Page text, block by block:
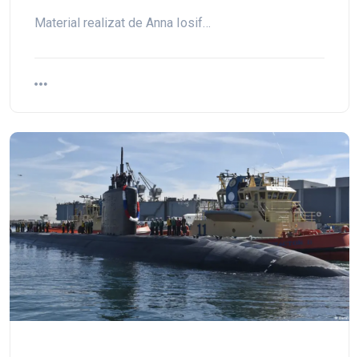
Material realizat de Anna Iosif…